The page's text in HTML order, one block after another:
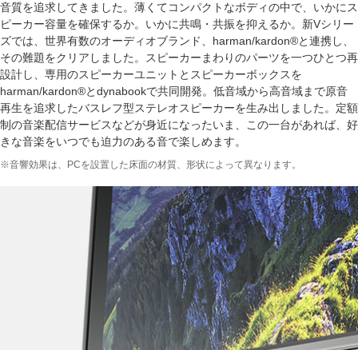
音質を追求してきました。薄くてコンパクトなボディの中で、いかにス
ピーカー容量を確保するか。いかに共鳴・共振を抑えるか。新Vシリー
ズでは、世界有数のオーディオブランド、harman/kardon®と連携し、
その難題をクリアしました。スピーカーまわりのパーツを一つひとつ再
設計し、専用のスピーカーユニットとスピーカーボックスを
harman/kardon®とdynabookで共同開発。低音域から高音域まで原音
再生を追求したバスレフ型ステレオスピーカーを生み出しました。定額
制の音楽配信サービスなどが身近になったいま、この一台があれば、好
きな音楽をいつでも迫力のある音で楽しめます。
※音響効果は、PCを設置した床面の材質、形状によって異なります。